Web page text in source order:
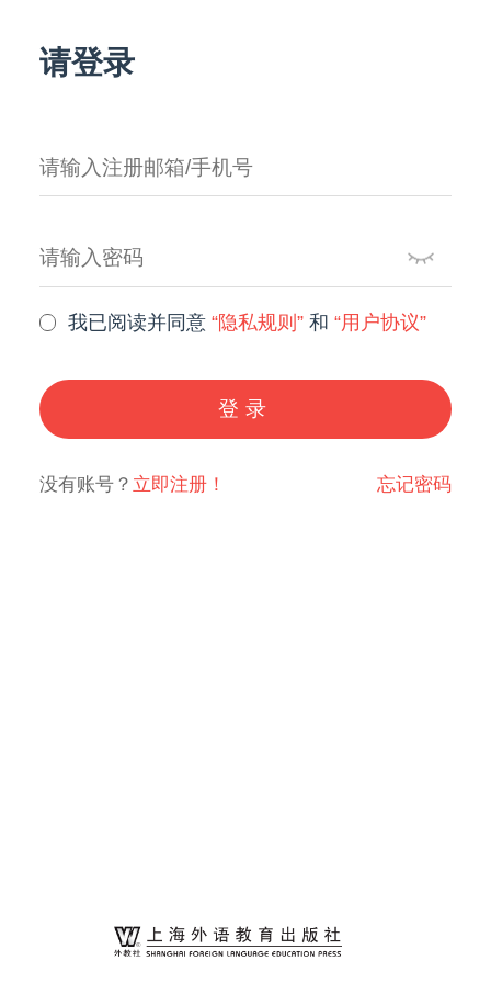
请登录
我已阅读并同意“隐私规则” 和“用户协议”
登录
没有账号？ 立即注册！ 忘记密码